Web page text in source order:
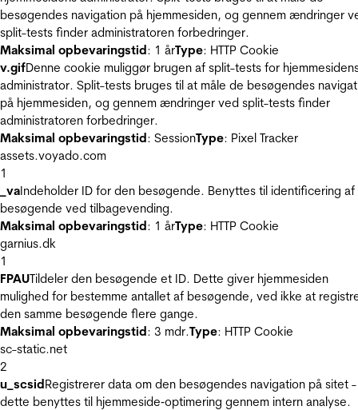
besøgendes navigation på hjemmesiden, og gennem ændringer
split-tests finder administratoren forbedringer.
Maksimal opbevaringstid: 1 årType: HTTP Cookie
v.gifDenne cookie muliggør brugen af split-tests for
administrator. Split-tests bruges til at måle de besøgendes
på hjemmesiden, og gennem ændringer ved split-tests finder
administratoren forbedringer.
Maksimal opbevaringstid: SessionType: Pixel Tracker
assets.voyado.com
1
_vaIndeholder ID for den besøgende. Benyttes til identificering af
besøgende ved tilbagevending.
Maksimal opbevaringstid: 1 årType: HTTP Cookie
garnius.dk
1
FPAUTildeler den besøgende et ID. Dette giver hjemmesiden
mulighed for bestemme antallet af besøgende, ved ikke at
den samme besøgende flere gange.
Maksimal opbevaringstid: 3 mdr.Type: HTTP Cookie
sc-static.net
2
u_scsidRegistrerer data om den besøgendes navigation på sitet -
dette benyttes til hjemmeside‐optimering gennem intern analyse.